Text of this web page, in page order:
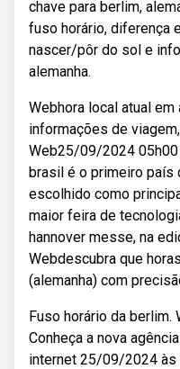
chave para berlim,
fuso horário, diferença
nascer/pôr do sol e
alemanha.
Webhora local atual em
informações de
Web25/09/2024 05h00
brasil é o primeiro país
escolhido como
maior feira de
hannover messe, na
Webdescubra que
(alemanha) com
Fuso horário da berlim.
Conheça a nova
internet 25/09/2024 às